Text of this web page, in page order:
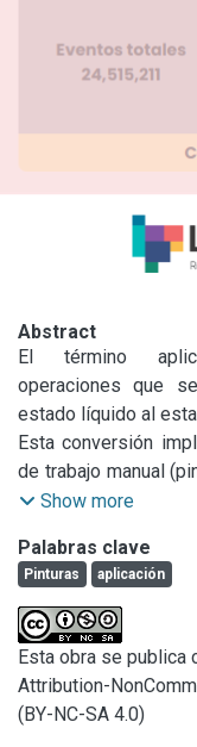
Abstract
El término
operaciones que
estado líquido al
Esta conversión
de trabajo manual
(soplete
eso que tiene
pinturas bajo
operación depende
composición, de
características
para obtener un
proteger.
Show more
Palabras clave
Pinturas aplicación
Esta obra se publica
Attribution-
(BY-NC-SA 4.0)